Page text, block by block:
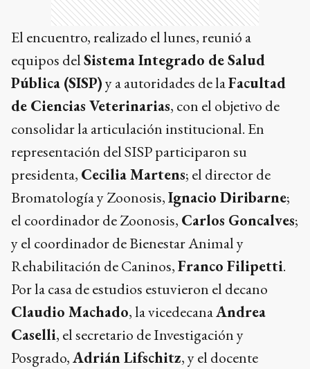
El encuentro, realizado el lunes, reunió a
equipos delSistema Integrado de Salud
Pública (SISP)y a autoridades de laFacultad
de Ciencias Veterinarias, con el objetivo de
consolidar la articulación institucional. En
representación del SISP participaron su
presidenta, Cecilia Martens; el director de
Bromatología y Zoonosis,Ignacio Diribarne;
el coordinador de Zoonosis, Carlos Goncalves;
y el coordinador de Bienestar Animal y
Rehabilitación de Caninos,Franco Filipetti.
Por la casa de estudios estuvieron el decano
Claudio Machado, la vicedecanaAndrea
Caselli, el secretario de Investigación y
Posgrado,Adrián Lifschitz, y el docente